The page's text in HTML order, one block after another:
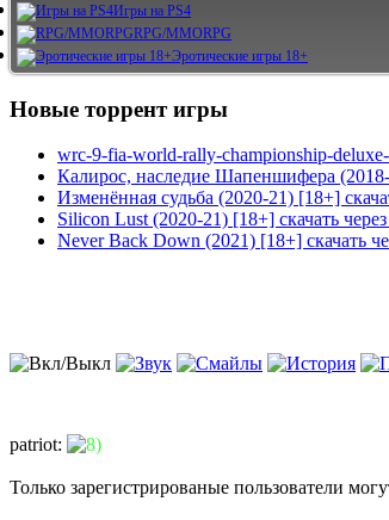
Игры на PS4
RPG/MMORPG
Эротические игры 18+
Новые торрент игры
wrc-9-fia-world-rally-championship-deluxe-
Калирос, наследие Шапеншифера (2018-
Изменённая судьба (2020-21) [18+]
Silicon Lust (2020-21) [18+] скачать
Never Back Down (2021) [18+] скачать
patriot:
Только зарегистрированые пользователи